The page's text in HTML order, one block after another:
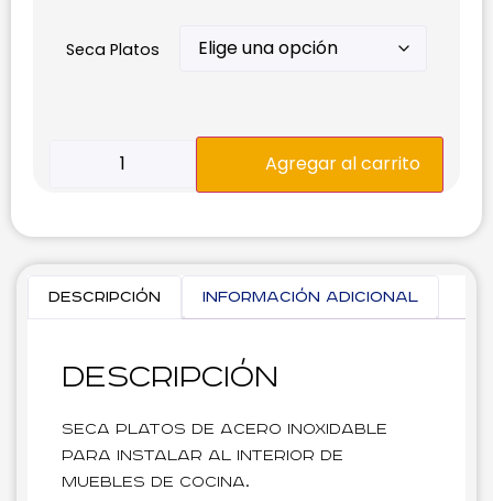
Seca Platos
Agregar al carrito
Descripción Información adicional
Descripción
Seca platos de acero inoxidable
para instalar al interior de
muebles de cocina.